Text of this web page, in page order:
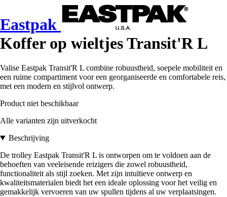
Eastpak
Koffer op wieltjes Transit'R L
Valise Eastpak Transit'R L combine robuustheid, soepele mobiliteit en
een ruime compartiment voor een georganiseerde en comfortabele reis,
met een modern en stijlvol ontwerp.
Product niet beschikbaar
Alle varianten zijn uitverkocht
Beschrijving
De trolley Eastpak Transit'R L is ontworpen om te voldoen aan de
behoeften van veeleisende reizigers die zowel robuustheid,
functionaliteit als stijl zoeken. Met zijn intuïtieve ontwerp en
kwaliteitsmaterialen biedt het een ideale oplossing voor het veilig en
gemakkelijk vervoeren van uw spullen tijdens al uw verplaatsingen.